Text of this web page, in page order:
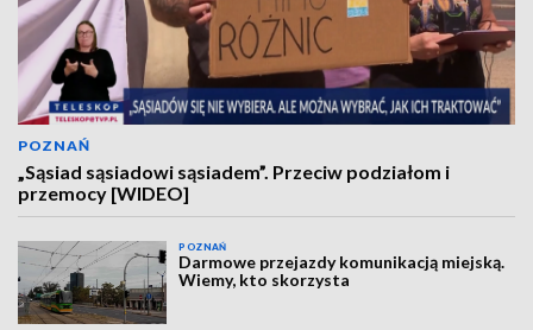
POZNAŃ
„Sąsiad sąsiadowi sąsiadem”. Przeciw podziałom i
przemocy [WIDEO]
POZNAŃ
Darmowe przejazdy komunikacją miejską.
Wiemy, kto skorzysta